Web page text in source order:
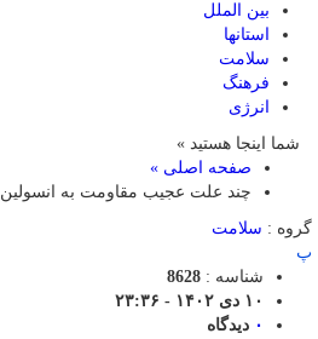
بین الملل
استانها
سلامت
فرهنگ
انرژی
شما اینجا هستید »
صفحه اصلی »
چند علت عجیب مقاومت به انسولین
گروه : سلامت
پ
شناسه : 8628
۱۰ دی ۱۴۰۲ - ۲۳:۳۶
۰ دیدگاه